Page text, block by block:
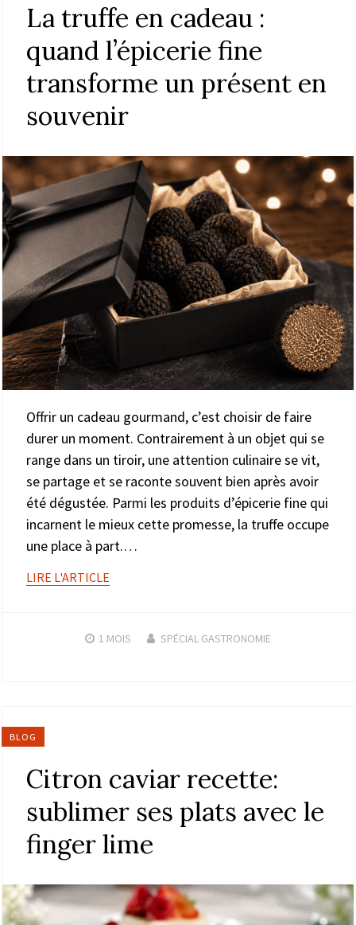
La truffe en cadeau :
quand l’épicerie fine
transforme un présent en
souvenir
Offrir un cadeau gourmand, c’est choisir de faire
durer un moment. Contrairement à un objet qui se
range dans un tiroir, une attention culinaire se vit,
se partage et se raconte souvent bien après avoir
été dégustée. Parmi les produits d’épicerie fine qui
incarnent le mieux cette promesse, la truffe occupe
une place à part.…
LIRE L'ARTICLE
1 MOIS SPÉCIAL GASTRONOMIE
BLOG
Citron caviar recette:
sublimer ses plats avec le
finger lime